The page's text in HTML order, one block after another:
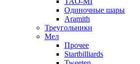
Одиночные шары
Aramith
Треугольники
Мел
Прочее
Startbilliards